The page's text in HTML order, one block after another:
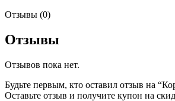
Отзывы (0)
Отзывы
Отзывов пока нет.
Будьте первым, кто оставил отзыв на
Оставьте отзыв и получите купон на